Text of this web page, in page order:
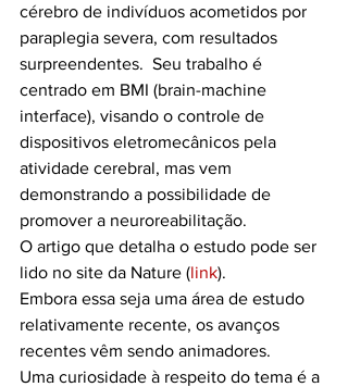
cérebro de indivíduos acometidos por
paraplegia severa, com resultados
surpreendentes.  Seu trabalho é
centrado em BMI (brain-machine
interface), visando o controle de
dispositivos eletromecânicos pela
atividade cerebral, mas vem
demonstrando a possibilidade de
promover a neuroreabilitação.
O artigo que detalha o estudo pode ser
lido no site da Nature (link).
Embora essa seja uma área de estudo
relativamente recente, os avanços
recentes vêm sendo animadores.
Uma curiosidade à respeito do tema é a